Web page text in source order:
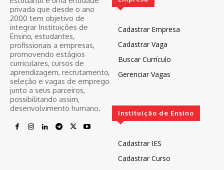
privada que desde o ano
2000 tem objetivo de
integrar Instituições de
Ensino, estudantes,
profissionais a empresas,
promovendo estágios
curriculares, cursos de
aprendizagem, recrutamento,
seleção e vagas de emprego
junto a seus parceiros,
possibilitando assim,
desenvolvimento humano.
Cadastrar Empresa
Cadastrar Vaga
Buscar Currículo
Gerenciar Vagas
Instituição de Ensino
Cadastrar IES
Cadastrar Curso